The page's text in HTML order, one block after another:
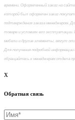
времени. Оформленный заказ на
которой был оформлен заказ
подтверждения заказа менеджером.
товаре и условиях его
мебели и другие элементы, могут
Для получения подробной
обращайтесь к менеджерам отдела
x
Обратная связь